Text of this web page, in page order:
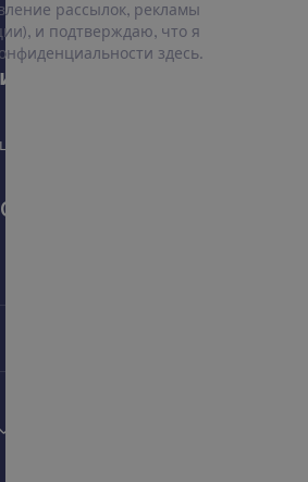
и
рассылок, рекламы
и подтверждаю, что я
здесь.